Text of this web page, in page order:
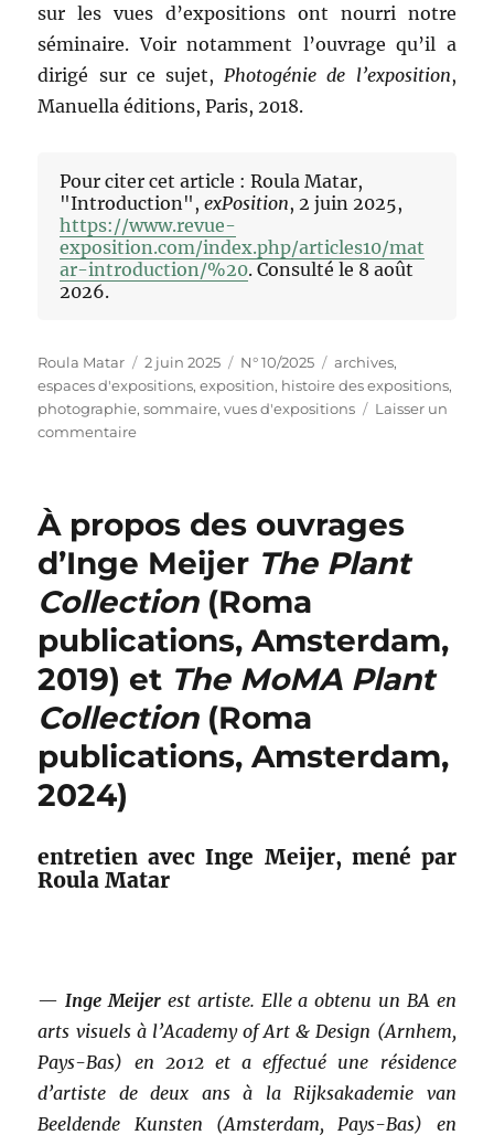
sur les vues d’expositions ont nourri notre
séminaire. Voir notamment l’ouvrage qu’il a
dirigé sur ce sujet, Photogénie de l’exposition,
Manuella éditions, Paris, 2018.
Pour citer cet article : Roula Matar,
"Introduction",exPosition, 2 juin 2025,
https://www.revue-
exposition.com/index.php/articles10/mat
ar-introduction/%20. Consulté le 8 août
2026.
Auteur
Roula Matar
Publié
le
2 juin 2025 Catégories
N° 10/2025 Étiquettes
archives,
espaces d'expositions,exposition, histoire des expositions,
photographie,sommaire,vues d'expositions
Laisser un
commentairesur
À propos des ouvrages
d’Inge Meijer The Plant
Collection(Roma
publications, Amsterdam,
2019) et The MoMA Plant
Collection(Roma
publications, Amsterdam,
2024)
entretien avec Inge Meijer, mené par
Roula Matar
— Inge Meijer est artiste. Elle a obtenu un BA en
arts visuels à l’Academy of Art & Design (Arnhem,
Pays-Bas) en 2012 et a effectué une résidence
d’artiste de deux ans à la Rijksakademie van
Beeldende Kunsten (Amsterdam, Pays-Bas) en